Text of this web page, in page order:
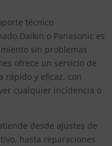
técnico
Daikin o Panasonic es
sin problemas
ofrece un servicio de
rápido y eficaz, con
cualquier incidencia o
desde ajustes de
hasta reparaciones